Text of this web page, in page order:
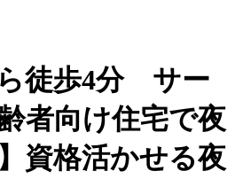
ら徒歩4分 サー
者向け住宅で夜
資格活かせる夜